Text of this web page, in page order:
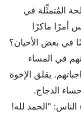
المُتمثِّلة في
أمرًا ماكرًا
في بعض الأحيان؟
في المساء
يقلق الإخوة
الدجاج.
الناس: "الحمد لله!